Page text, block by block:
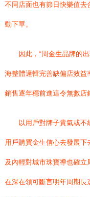
不同店面也有節日快樂值
動下單。
因此，“周金生品牌的
海整體邏輯完善缺偏店效益
銷售逐年穩前進這令無數店
以用戶對牌子貴氣或
用戶購買金生信心去發展
及內輕對城市珠寶導也確
在深在領可斷言明年周期長